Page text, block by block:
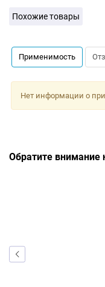
Похожие товары
Применимость
Нет информации о
Обратите внимание